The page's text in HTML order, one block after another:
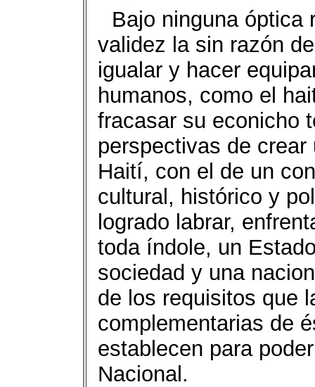
Bajo ninguna óptica
validez la sin razón
igualar y hacer
humanos, como el
fracasar su econicho
perspectivas de
Haití, con el de un
cultural, histórico y
logrado labrar,
toda índole, un
sociedad y una
de los requisitos que
complementarias de
establecen para
Nacional.